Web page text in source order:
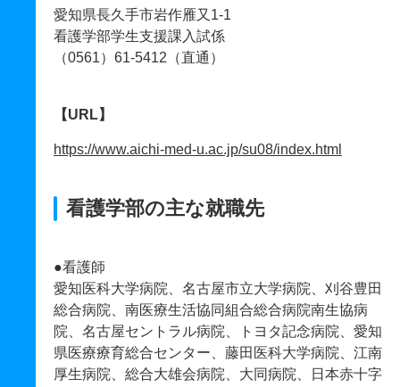
愛知県長久手市岩作雁又1-1
看護学部学生支援課入試係
（0561）61-5412（直通）
【URL】
https://www.aichi-med-u.ac.jp/su08/index.html
看護学部の主な就職先
●看護師
愛知医科大学病院、名古屋市立大学病院、刈谷豊田
総合病院、南医療生活協同組合総合病院南生協病
院、名古屋セントラル病院、トヨタ記念病院、愛知
県医療療育総合センター、藤田医科大学病院、江南
厚生病院、総合大雄会病院、大同病院、日本赤十字